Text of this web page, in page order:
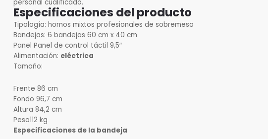
personal cualificado.
Especificaciones del producto
Tipología: hornos mixtos profesionales de sobremesa
Bandejas: 6 bandejas 60 cm x 40 cm
Panel Panel de control táctil 9,5″
Alimentación: eléctrica
Tamaño:
Frente 86 cm
Fondo 96,7 cm
Altura 84,2 cm
Peso112 kg
Especificaciones de la bandeja